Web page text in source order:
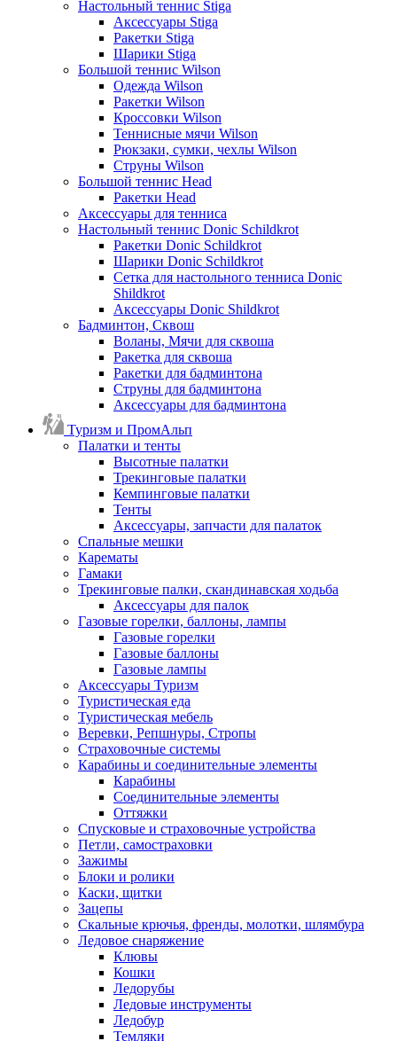
Настольный теннис Stiga
Аксессуары Stiga
Ракетки Stiga
Шарики Stiga
Большой теннис Wilson
Одежда Wilson
Ракетки Wilson
Кроссовки Wilson
Теннисные мячи Wilson
Рюкзаки, сумки, чехлы Wilson
Струны Wilson
Большой теннис Head
Ракетки Head
Аксессуары для тенниса
Настольный теннис Donic Schildkrot
Ракетки Donic Schildkrot
Шарики Donic Schildkrot
Сетка для настольного тенниса Donic
Shildkrot
Аксессуары Donic Shildkrot
Бадминтон, Сквош
Воланы, Мячи для сквоша
Ракетка для сквоша
Ракетки для бадминтона
Струны для бадминтона
Аксессуары для бадминтона
Туризм и ПромАльп
Палатки и тенты
Высотные палатки
Трекинговые палатки
Кемпинговые палатки
Тенты
Аксессуары, запчасти для палаток
Спальные мешки
Карематы
Гамаки
Трекинговые палки, скандинавская ходьба
Аксессуары для палок
Газовые горелки, баллоны, лампы
Газовые горелки
Газовые баллоны
Газовые лампы
Аксессуары Туризм
Туристическая еда
Туристическая мебель
Веревки, Репшнуры, Стропы
Страховочные системы
Карабины и соединительные элементы
Карабины
Соединительные элементы
Оттяжки
Спусковые и страховочные устройства
Петли, самостраховки
Зажимы
Блоки и ролики
Каски, щитки
Зацепы
Скальные крючья, френды, молотки, шлямбура
Ледовое снаряжение
Клювы
Кошки
Ледорубы
Ледовые инструменты
Ледобур
Темляки